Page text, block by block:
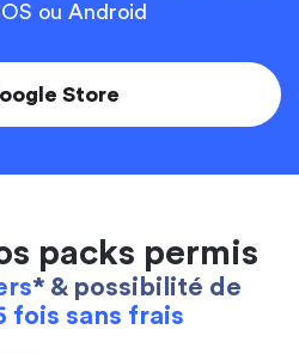
ou Android
Store
packs permis
* & possibilité de
fois sans frais